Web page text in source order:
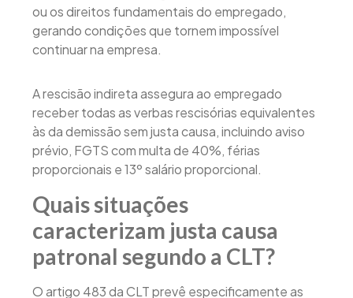
ou os direitos fundamentais do empregado,
gerando condições que tornem impossível
continuar na empresa.
A rescisão indireta assegura ao empregado
receber todas as verbas rescisórias equivalentes
às da demissão sem justa causa, incluindo aviso
prévio, FGTS com multa de 40%, férias
proporcionais e 13º salário proporcional.
Quais situações
caracterizam justa causa
patronal segundo a CLT?
O artigo 483 da CLT prevê especificamente as